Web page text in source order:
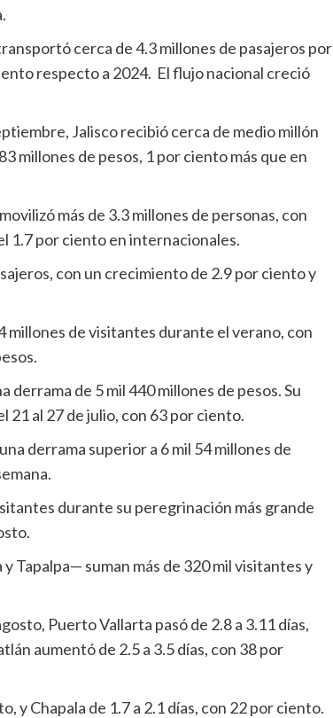
cerca de 4.3 millones de pasajeros por
respecto a 2024. El flujo nacional creció
Jalisco recibió cerca de medio millón
millones de pesos, 1 por ciento más que en
más de 3.3 millones de personas, con
1.7 por ciento en internacionales.
con un crecimiento de 2.9 por ciento y
millones de visitantes durante el verano, con
de 5 mil 440 millones de pesos. Su
21 al 27 de julio, con 63 por ciento.
derrama superior a 6 mil 54 millones de
durante su peregrinación más grande
Tapalpa— suman más de 320 mil visitantes y
Puerto Vallarta pasó de 2.8 a 3.11 días,
aumentó de 2.5 a 3.5 días, con 38 por
y Chapala de 1.7 a 2.1 días, con 22 por ciento.